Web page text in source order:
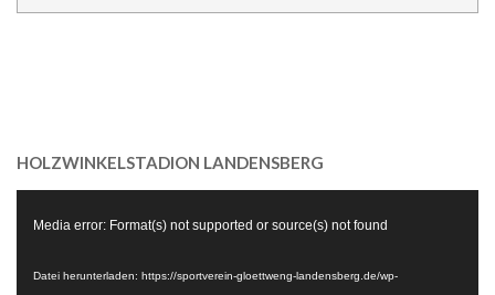
HOLZWINKELSTADION LANDENSBERG
Player
Media error: Format(s) not supported or source(s) not found
Datei herunterladen: https://sportverein-gloettweng-landensberg.de/wp-